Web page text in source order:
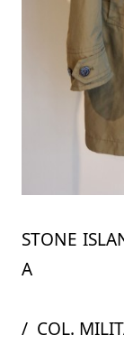
STONE
A
/ COL.